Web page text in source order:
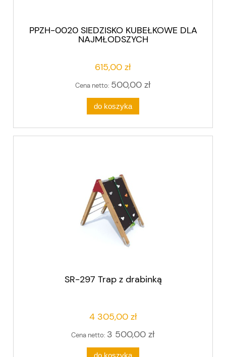
PPZH-0020 SIEDZISKO KUBEŁKOWE DLA
NAJMŁODSZYCH
615,00 zł
Cena netto: 500,00 zł
do koszyka
SR-297 Trap z drabinką
4 305,00 zł
Cena netto: 3 500,00 zł